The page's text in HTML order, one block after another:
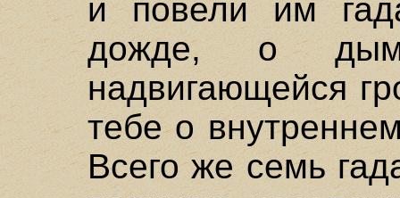
и повели им
дожде, о
надвигающейся
тебе о
Всего же семь